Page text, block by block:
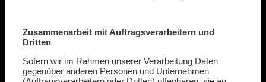
Zusammenarbeit mit Auftragsverarbeitern und
Dritten
Sofern wir im Rahmen unserer Verarbeitung Daten
gegenüber anderen Personen und Unternehmen